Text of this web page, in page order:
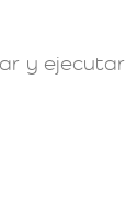
y ejecutar